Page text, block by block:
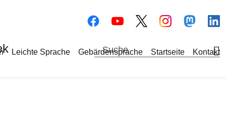
BilddateiBilddatei
Navigation
Leichte Sprache Gebärdensprache Startseite Kontakt